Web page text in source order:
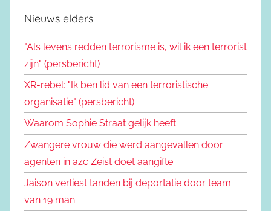
Nieuws elders
"Als levens redden terrorisme is, wil ik een terrorist
zijn" (persbericht)
XR-rebel: "Ik ben lid van een terroristische
organisatie" (persbericht)
Waarom Sophie Straat gelijk heeft
Zwangere vrouw die werd aangevallen door
agenten in azc Zeist doet aangifte
Jaison verliest tanden bij deportatie door team
van 19 man